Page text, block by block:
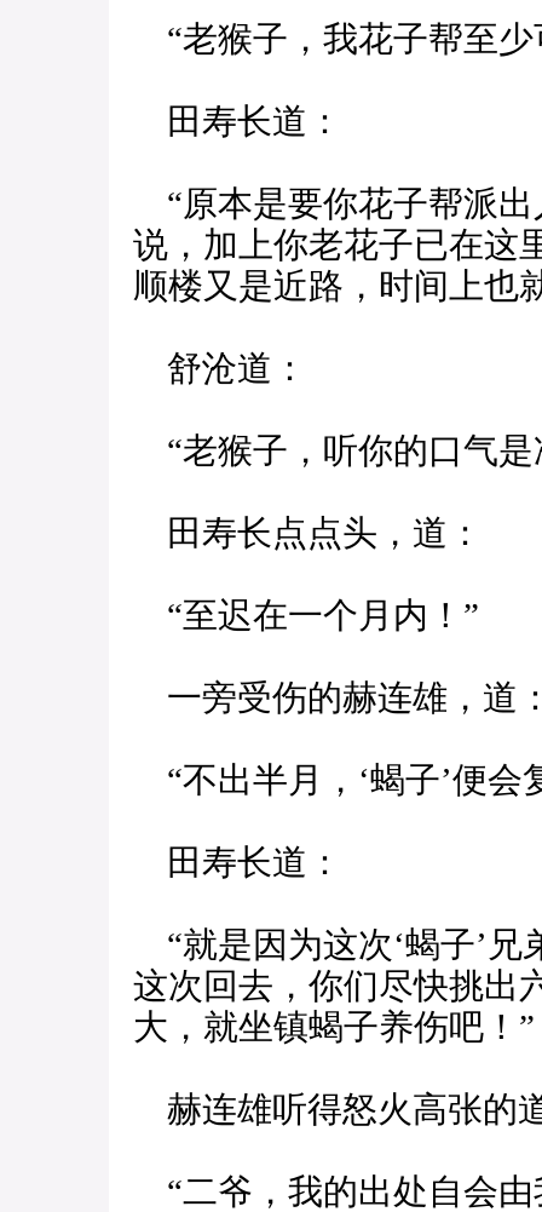
“老猴子，我花子帮至
田寿长道：
“原本是要你花子帮派
说，加上你老花子已在这
顺楼又是近路，时间上也
舒沧道：
“老猴子，听你的口气
田寿长点点头，道：
“至迟在一个月内！”
一旁受伤的赫连雄，道
“不出半月，‘蝎子’便会
田寿长道：
“就是因为这次‘蝎子’兄
这次回去，你们尽快挑出
大，就坐镇蝎子养伤吧！”
赫连雄听得怒火高张的
“二爷，我的出处自会